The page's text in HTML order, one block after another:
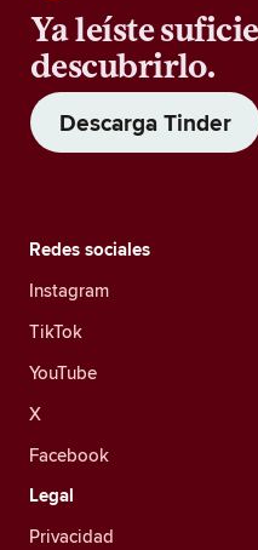
Ya leíste
descubrirlo.
Descarga Tinder
Redes sociales
Instagram
TikTok
YouTube
X
Facebook
Legal
Privacidad